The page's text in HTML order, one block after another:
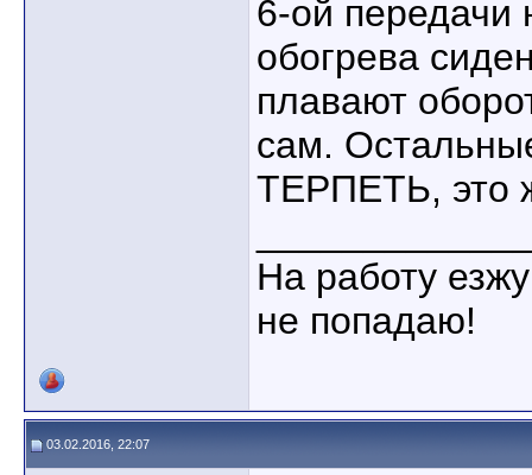
6-ой передачи
обогрева
плавают
сам.
ТЕРПЕТЬ, это
На работу
не попадаю!
03.02.2016, 22:07